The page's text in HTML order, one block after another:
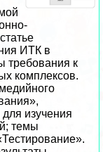
ИТК в
требования к
комплексов.
изучения
темы